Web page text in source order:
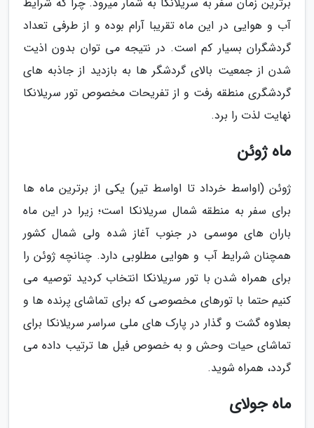
آب و هوایی در این ماه تقریبا آرام بوده و از طرفی تعداد
گردشگران بسیار کم است. در نتیجه می توان بدون اذیت
شدن از جمعیت بالای گردشگر ها به بازدید از جاذبه های
گردشگری منطقه رفت و از تفریحات مخصوص تور سریلانکا
نهایت لذت را برد.
ماه ژوئن
ژوئن (اواسط خرداد تا اواسط تیر) یکی از برترین ماه ها
برای سفر به منطقه شمال سریلانکا است؛ زیرا در این ماه
باران های موسمی در جنوب آغاز شده ولی شمال کشور
همچنان شرایط آب و هوایی مطلوبی دارد. چنانچه ژوئن را
برای همراه شدن با تور سریلانکا انتخاب کردید توصیه می
کنیم حتما با تورهای مخصوصی که برای تماشای پرنده ها و
بعلاوه گشت و گذار در پارک های ملی سراسر سریلانکا برای
تماشای حیات وحش و به خصوص فیل ها ترتیب داده می
گردد، همراه شوید.
ماه جولای